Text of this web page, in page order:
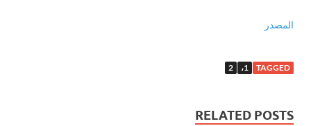
المصدر
TAGGED 1، 2
RELATED POSTS